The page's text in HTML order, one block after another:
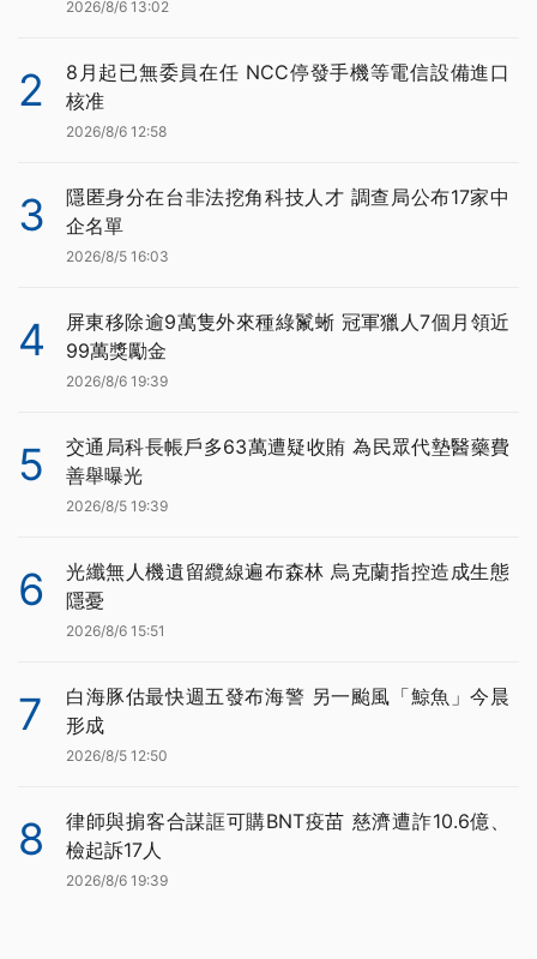
2026/8/6 13:02
2
8月起已無委員在任 NCC停發手機等電信設備進口
核准
2026/8/6 12:58
3
隱匿身分在台非法挖角科技人才 調查局公布17家中
企名單
2026/8/5 16:03
4
屏東移除逾9萬隻外來種綠鬣蜥 冠軍獵人7個月領近
99萬獎勵金
2026/8/6 19:39
5
交通局科長帳戶多63萬遭疑收賄 為民眾代墊醫藥費
善舉曝光
2026/8/5 19:39
6
光纖無人機遺留纜線遍布森林 烏克蘭指控造成生態
隱憂
2026/8/6 15:51
7
白海豚估最快週五發布海警 另一颱風「鯨魚」今晨
形成
2026/8/5 12:50
8
律師與掮客合謀誆可購BNT疫苗 慈濟遭詐10.6億、
檢起訴17人
2026/8/6 19:39